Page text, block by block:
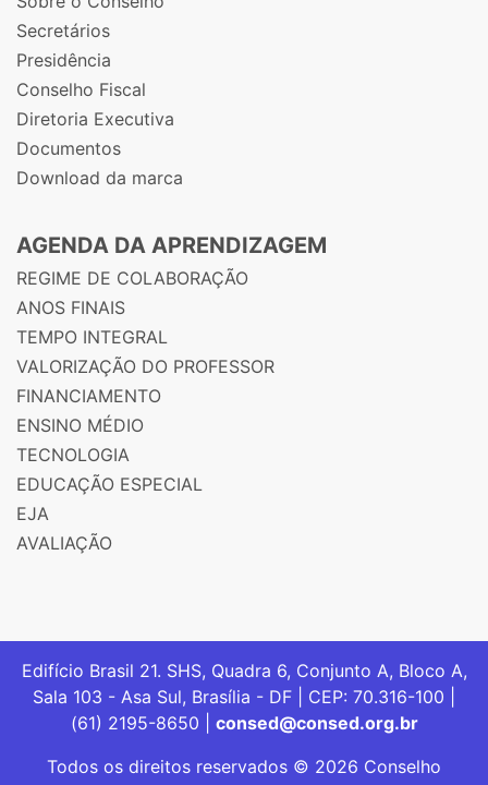
Secretários
Presidência
Conselho Fiscal
Diretoria Executiva
Documentos
Download da marca
AGENDA DA APRENDIZAGEM
REGIME DE COLABORAÇÃO
ANOS FINAIS
TEMPO INTEGRAL
VALORIZAÇÃO DO PROFESSOR
FINANCIAMENTO
ENSINO MÉDIO
TECNOLOGIA
EDUCAÇÃO ESPECIAL
EJA
AVALIAÇÃO
Edifício Brasil 21. SHS, Quadra 6, Conjunto A, Bloco A,
Sala 103 - Asa Sul, Brasília - DF | CEP: 70.316-100 |
(61) 2195-8650 | consed@consed.org.br
Todos os direitos reservados © 2026 Conselho